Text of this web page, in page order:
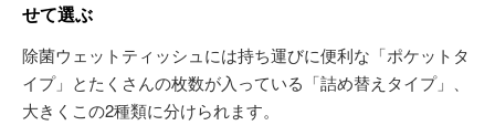
せて選ぶ
除菌ウェットティッシュには持ち運びに便利な「ポケットタ
イプ」とたくさんの枚数が入っている「詰め替えタイプ」、
大きくこの2種類に分けられます。